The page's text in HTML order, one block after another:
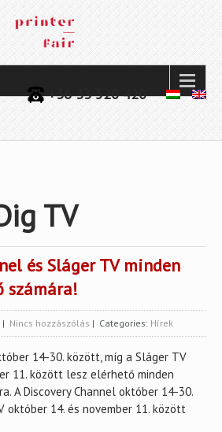
+36 33 520 420
TV
és Sláger TV minden
számára!
| Nincs hozzászólás | Categories: Hírek
14-30. között, míg a Sláger TV
11. között lesz elérhető minden
A Discovery Channel október 14-30.
október 14. és november 11. között